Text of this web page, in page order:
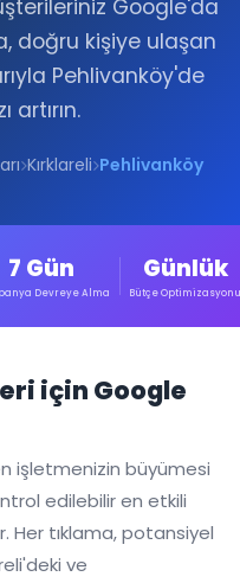
Google'da
doğru kişiye ulaşan
Pehlivanköy'de
artırın.
Kırklareli Pehlivanköy
7 Gün
Devreye Alma
Günlük
Bütçe Optimizasyonu
için Google
işletmenizin büyümesi
edilebilir en etkili
Her tıklama, potansiyel
ve